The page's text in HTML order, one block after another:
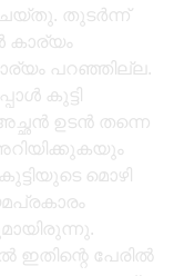
തുടർന്ന്
കാര്യം
പറഞ്ഞില്ല.
കുട്ടി
ഉടൻ തന്നെ
മൊഴി
ഇതിന്റെ പേരിൽ